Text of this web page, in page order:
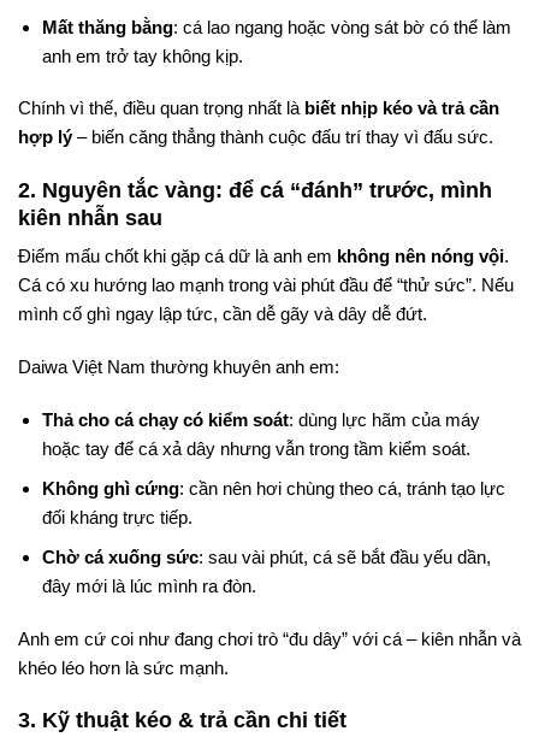
Mất thăng bằng: cá lao ngang hoặc vòng sát bờ có thể làm
anh em trở tay không kịp.
Chính vì thế, điều quan trọng nhất là biết nhịp kéo và trả cần
hợp lý– biến căng thẳng thành cuộc đấu trí thay vì đấu sức.
2. Nguyên tắc vàng: để cá “đánh” trước, mình
kiên nhẫn sau
Điểm mấu chốt khi gặp cá dữ là anh em không nên nóng vội.
Cá có xu hướng lao mạnh trong vài phút đầu để “thử sức”. Nếu
mình cố ghì ngay lập tức, cần dễ gãy và dây dễ đứt.
Daiwa Việt Nam thường khuyên anh em:
Thả cho cá chạy có kiểm soát: dùng lực hãm của máy
hoặc tay để cá xả dây nhưng vẫn trong tầm kiểm soát.
Không ghì cứng: cần nên hơi chùng theo cá, tránh tạo lực
đối kháng trực tiếp.
Chờ cá xuống sức: sau vài phút, cá sẽ bắt đầu yếu dần,
đây mới là lúc mình ra đòn.
Anh em cứ coi như đang chơi trò “đu dây” với cá – kiên nhẫn và
khéo léo hơn là sức mạnh.
3. Kỹ thuật kéo & trả cần chi tiết